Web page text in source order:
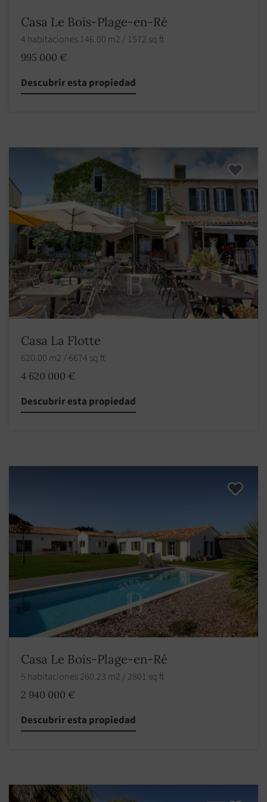
Casa Le Bois-Plage-en-Ré
4 habitaciones 146.00 m2 / 1572 sq ft
995 000 €
Descubrir esta propiedad
Casa La Flotte
620.00 m2 / 6674 sq ft
4 620 000 €
Descubrir esta propiedad
Casa Le Bois-Plage-en-Ré
5 habitaciones 260.23 m2 / 2801 sq ft
2 940 000 €
Descubrir esta propiedad